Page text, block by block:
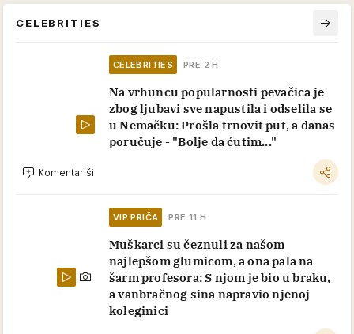
CELEBRITIES
CELEBRITIES PRE 2 H
Na vrhuncu popularnosti pevačica je
zbog ljubavi sve napustila i odselila se
u Nemačku: Prošla trnovit put, a danas
poručuje - "Bolje da ćutim..."
Komentariši
VIP PRIČA PRE 11 H
Muškarci su čeznuli za našom
najlepšom glumicom, a ona pala na
šarm profesora: S njom je bio u braku,
a vanbračnog sina napravio njenoj
koleginici